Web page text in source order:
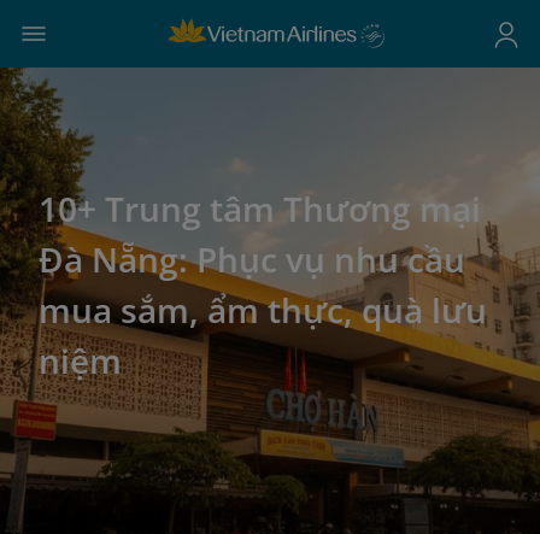
10+ Trung tâm Thương mại
Đà Nẵng: Phục vụ nhu cầu
mua sắm, ẩm thực, quà lưu
niệm